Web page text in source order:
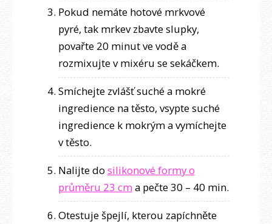
Pokud nemáte hotové mrkvové
pyré, tak mrkev zbavte slupky,
povařte 20 minut ve vodě a
rozmixujte v mixéru se sekáčkem.
Smíchejte zvlášť suché a mokré
ingredience na těsto, vsypte suché
ingredience k mokrým a vymíchejte
v těsto.
Nalijte do silikonové formy o
průměru 23 cm a pečte 30 – 40 min.
Otestuje špejlí, kterou zapíchněte